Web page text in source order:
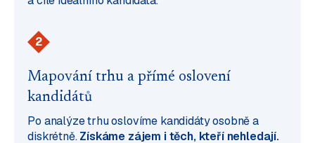
2
Mapování trhu a přímé oslovení
kandidátů
Po analýze trhu oslovíme kandidáty osobně a
diskrétně.Získáme zájem i těch, kteří nehledají.